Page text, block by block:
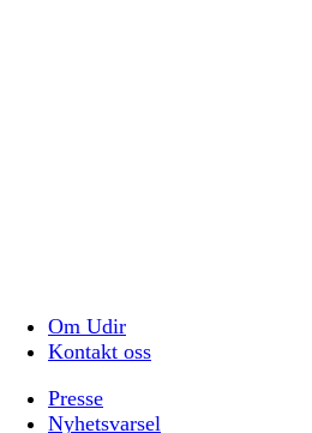
Om Udir
Kontakt oss
Presse
Nyhetsvarsel